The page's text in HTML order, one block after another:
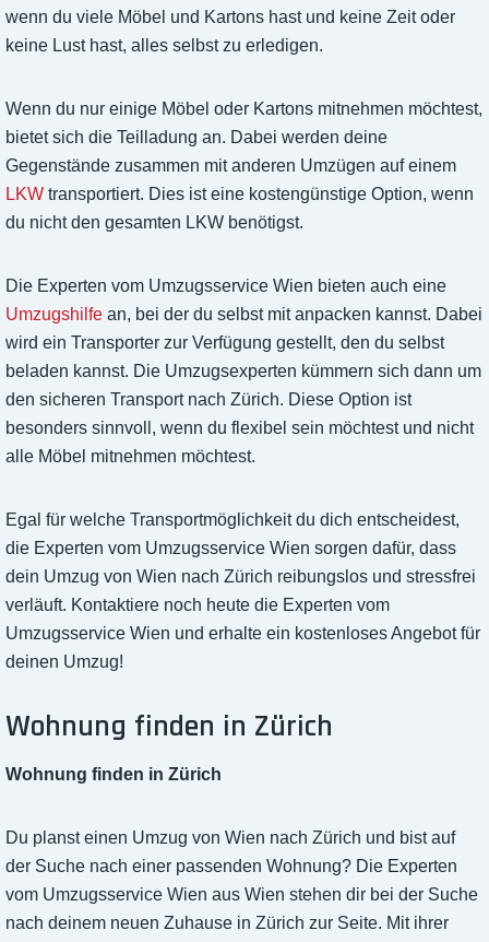
wenn du viele Möbel und Kartons hast und keine Zeit oder
keine Lust hast, alles selbst zu erledigen.
Wenn du nur einige Möbel oder Kartons mitnehmen möchtest,
bietet sich die Teilladung an. Dabei werden deine
Gegenstände zusammen mit anderen Umzügen auf einem
LKW transportiert. Dies ist eine kostengünstige Option, wenn
du nicht den gesamten LKW benötigst.
Die Experten vom Umzugsservice Wien bieten auch eine
Umzugshilfe an, bei der du selbst mit anpacken kannst. Dabei
wird ein Transporter zur Verfügung gestellt, den du selbst
beladen kannst. Die Umzugsexperten kümmern sich dann um
den sicheren Transport nach Zürich. Diese Option ist
besonders sinnvoll, wenn du flexibel sein möchtest und nicht
alle Möbel mitnehmen möchtest.
Egal für welche Transportmöglichkeit du dich entscheidest,
die Experten vom Umzugsservice Wien sorgen dafür, dass
dein Umzug von Wien nach Zürich reibungslos und stressfrei
verläuft. Kontaktiere noch heute die Experten vom
Umzugsservice Wien und erhalte ein kostenloses Angebot für
deinen Umzug!
Wohnung finden in Zürich
Wohnung finden in Zürich
Du planst einen Umzug von Wien nach Zürich und bist auf
der Suche nach einer passenden Wohnung? Die Experten
vom Umzugsservice Wien aus Wien stehen dir bei der Suche
nach deinem neuen Zuhause in Zürich zur Seite. Mit ihrer